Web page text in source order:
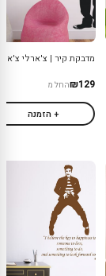
מדבקת קיר | צ'ארלי
₪129החל מ
+ הזמנה